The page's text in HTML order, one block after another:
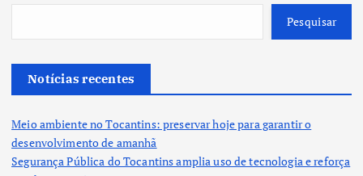
n
Pesquisar
Notícias recentes
Meio ambiente no Tocantins: preservar hoje para garantir o
desenvolvimento de amanhã
Segurança Pública do Tocantins amplia uso de tecnologia e reforça